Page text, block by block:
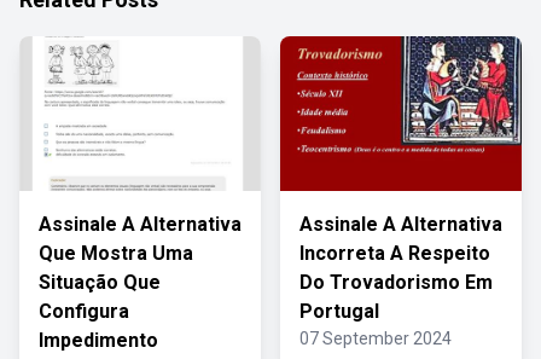
Assinale A Alternativa
Que Mostra Uma
Situação Que
Configura
Impedimento
Assinale A Alternativa
Incorreta A Respeito
Do Trovadorismo Em
Portugal
07 September 2024